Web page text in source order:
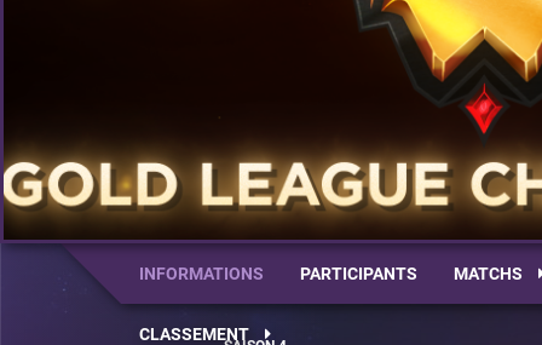
INFORMATIONS PARTICIPANTS MATCHS
CLASSEMENT